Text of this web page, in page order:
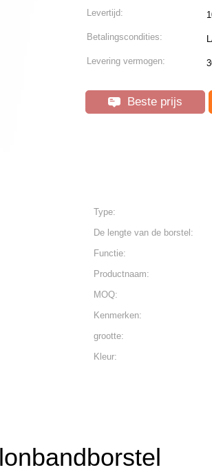
Levertijd:
Betalingscondities:
Levering vermogen:
Beste prijs
Type:
De lengte van de borstel:
Functie:
Productnaam:
MOQ:
Kenmerken:
grootte:
Kleur: